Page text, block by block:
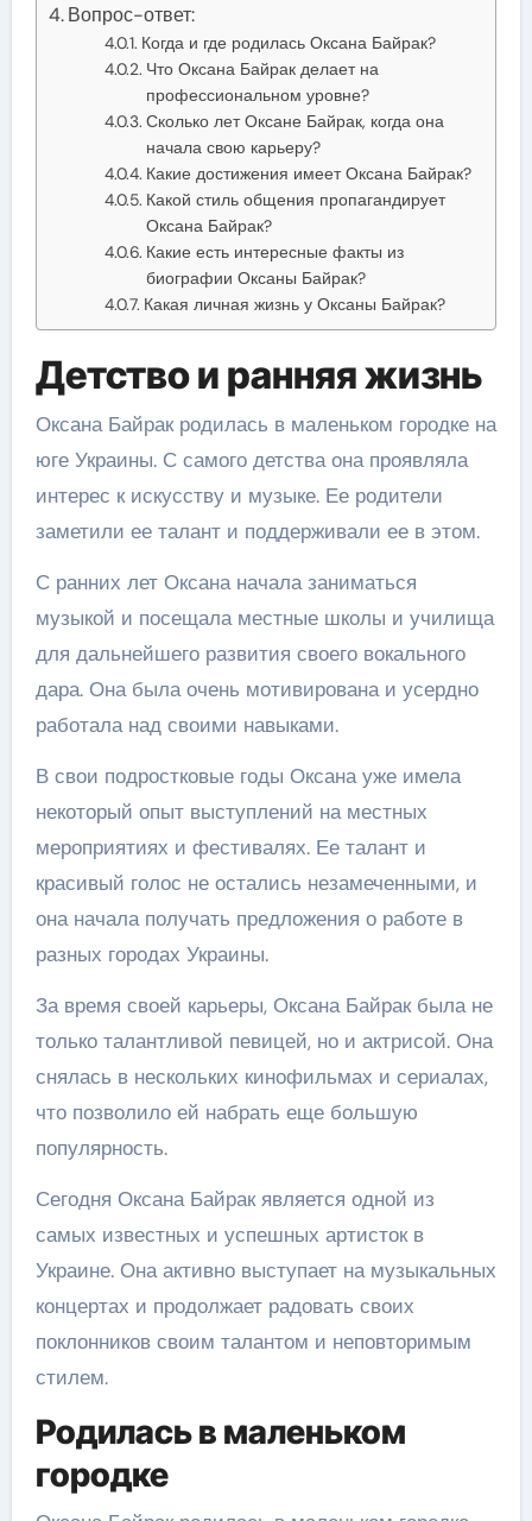
Вопрос-ответ:
Когда и где родилась Оксана Байрак?
Что Оксана Байрак делает на
профессиональном уровне?
Сколько лет Оксане Байрак, когда она
начала свою карьеру?
Какие достижения имеет Оксана Байрак?
Какой стиль общения пропагандирует
Оксана Байрак?
Какие есть интересные факты из
биографии Оксаны Байрак?
Какая личная жизнь у Оксаны Байрак?
Детство и ранняя жизнь
Оксана Байрак родилась в маленьком городке на
юге Украины. С самого детства она проявляла
интерес к искусству и музыке. Ее родители
заметили ее талант и поддерживали ее в этом.
С ранних лет Оксана начала заниматься
музыкой и посещала местные школы и училища
для дальнейшего развития своего вокального
дара. Она была очень мотивирована и усердно
работала над своими навыками.
В свои подростковые годы Оксана уже имела
некоторый опыт выступлений на местных
мероприятиях и фестивалях. Ее талант и
красивый голос не остались незамеченными, и
она начала получать предложения о работе в
разных городах Украины.
За время своей карьеры, Оксана Байрак была не
только талантливой певицей, но и актрисой. Она
снялась в нескольких кинофильмах и сериалах,
что позволило ей набрать еще большую
популярность.
Сегодня Оксана Байрак является одной из
самых известных и успешных артисток в
Украине. Она активно выступает на музыкальных
концертах и продолжает радовать своих
поклонников своим талантом и неповторимым
стилем.
Родилась в маленьком
городке